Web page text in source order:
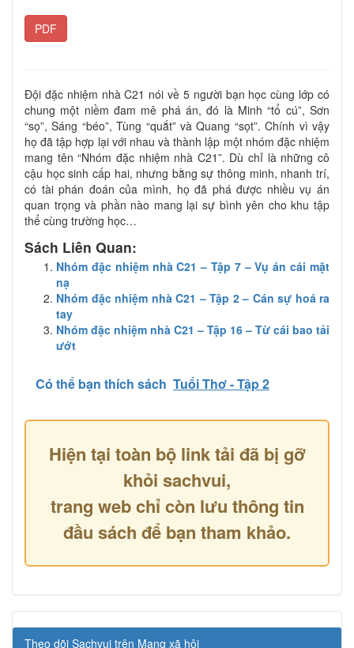
PDF
Đội đặc nhiệm nhà C21 nói về 5 người bạn học cùng lớp có
chung một niềm đam mê phá án, đó là Minh “tổ cú”, Sơn
“sọ”, Sáng “béo”, Tùng “quắt” và Quang “sọt”. Chính vì vậy
họ đã tập hợp lại với nhau và thành lập một nhóm đặc nhiệm
mang tên “Nhóm đặc nhiệm nhà C21”. Dù chỉ là những cô
cậu học sinh cấp hai, nhưng bằng sự thông minh, nhanh trí,
có tài phán đoán của mình, họ đã phá được nhiều vụ án
quan trọng và phần nào mang lại sự bình yên cho khu tập
thể cùng trường học…
Sách Liên Quan:
Nhóm đặc nhiệm nhà C21 – Tập 7 – Vụ án cái mặt
nạ
Nhóm đặc nhiệm nhà C21 – Tập 2 – Cán sự hoá ra
tay
Nhóm đặc nhiệm nhà C21 – Tập 16 – Từ cái bao tải
ướt
Có thể bạn thích sách Tuổi Thơ - Tập 2
Hiện tại toàn bộ link tải đã bị gỡ
khỏi sachvui,
trang web chỉ còn lưu thông tin
đầu sách để bạn tham khảo.
Theo dõi Sachvui trên Mạng xã hội